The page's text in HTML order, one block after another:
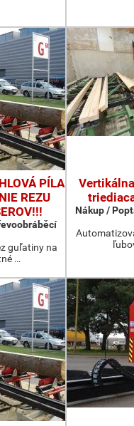
PÍLA
REZU
guľatiny na
…
Nákup /